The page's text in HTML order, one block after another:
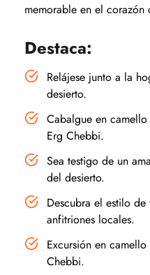
memorable en el
Destaca:
Relájese junto a la
desierto.
Cabalgue en
Erg Chebbi.
Sea testigo de un
del desierto.
Descubra el estilo
anfitriones locales.
Excursión en
Chebbi.